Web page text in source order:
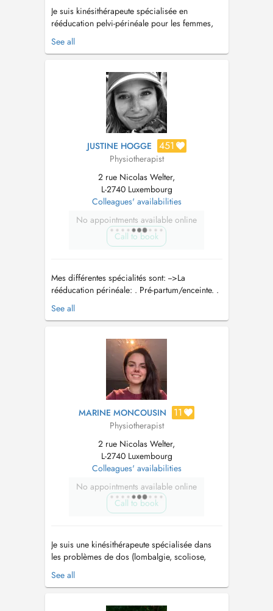
Je suis kinésithérapeute spécialisée en
rééducation pelvi-périnéale pour les femmes,
hommes ainsi que les enfants (incontinence
urinaire/anale, rééducation pré/post natale,...)
charge de la douleur chronique (endometriose,
nevralgie pudendale, lombalgie...
See all
JUSTINE HOGGE 451
Physiotherapist
2 rue Nicolas Welter,
L-2740 Luxembourg
Colleagues' availabilities
No appointments available online
Call to book
Mes différentes spécialités sont: -->La
rééducation périnéale: . Pré-partum/enceinte. .
Post-partum. . Ménopause. .
Dysfonctionnements intestinaux et vésicaux. .
See all
MARINE MONCOUSIN 11
Physiotherapist
2 rue Nicolas Welter,
L-2740 Luxembourg
Colleagues' availabilities
No appointments available online
Call to book
Je suis une kinésithérapeute spécialisée dans
les problèmes de dos (lombalgie, scoliose,
cervicalgie). Je suis formée dans la pédiatrie,
surtout pour les mamans qui ont des problèmes
orthopédiques du nourrisson). Egalement pour
See all